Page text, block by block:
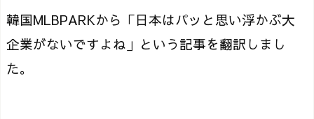
韓国MLBPARKから「日本はパッと思い浮かぶ大
企業がないですよね」という記事を翻訳しまし
た。